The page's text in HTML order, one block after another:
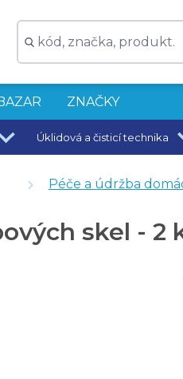
ZNAČKY
Úklidová a čisticí technika
Péče a údržba domácích
skel - 2